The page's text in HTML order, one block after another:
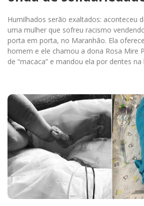
Humilhados serão exaltados: aconteceu
uma mulher que sofreu racismo
porta em porta, no Maranhão. Ela
homem e ele chamou a dona Rosa Mire
de “macaca” e mandou ela por dentes